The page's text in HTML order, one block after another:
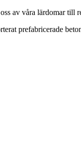
av våra lärdomar
prefabricerade